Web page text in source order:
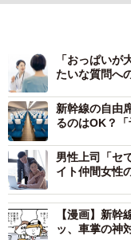
「おっぱい
たいな質問へ
新幹線の自由
るのはOK？
男性上司「セ
イト仲間女性
【漫画】新
ッ、車掌の神